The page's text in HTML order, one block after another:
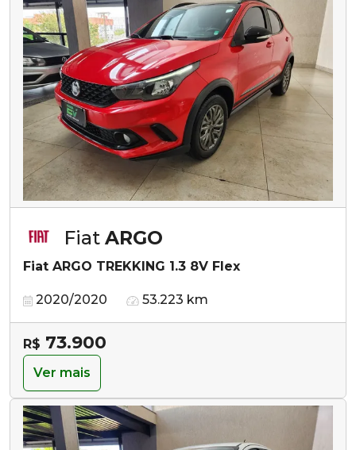
Fiat ARGO
Fiat ARGO TREKKING 1.3 8V Flex
2020/2020 53.223 km
R$ 73.900
Ver mais